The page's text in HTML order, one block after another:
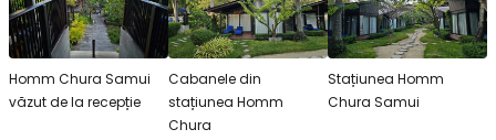
Homm Chura Samui
văzut de la recepție
Cabanele din
stațiunea Homm
Chura
Stațiunea Homm
Chura Samui